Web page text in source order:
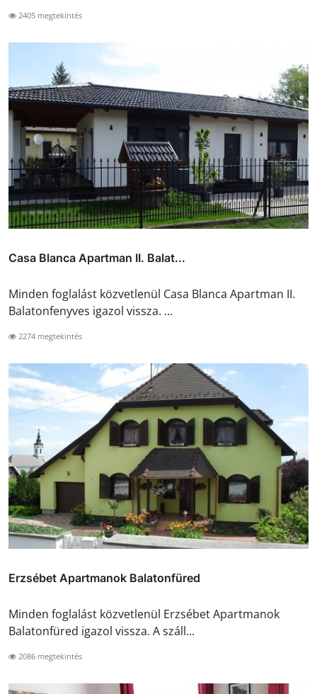
2405 megtekintés
Casa Blanca Apartman II. Balat...
Minden foglalást közvetlenül Casa Blanca Apartman II.
Balatonfenyves igazol vissza. ...
2274 megtekintés
Erzsébet Apartmanok Balatonfüred
Minden foglalást közvetlenül Erzsébet Apartmanok
Balatonfüred igazol vissza. A száll...
2086 megtekintés